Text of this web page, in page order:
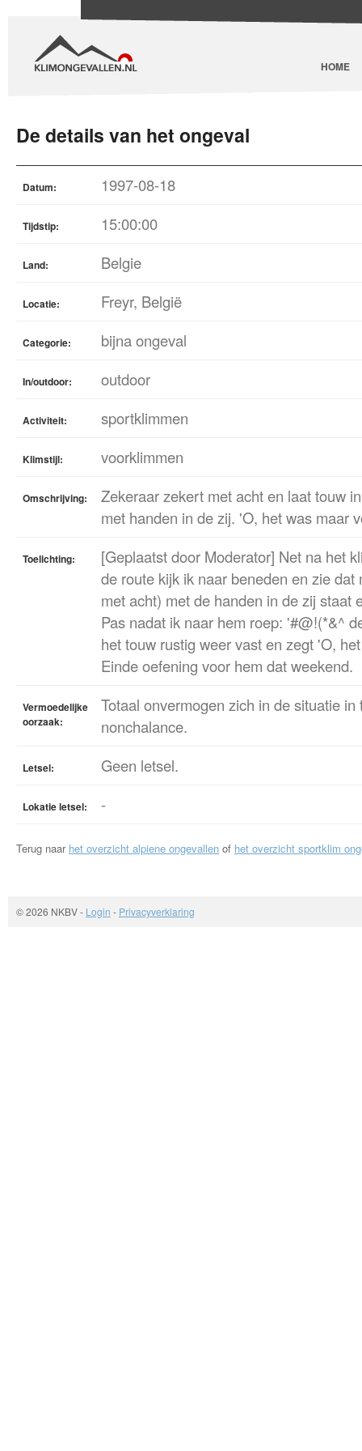
HOME
De details van het ongeval
Datum: 1997-08-18
Tijdstip: 15:00:00
Land: Belgie
Locatie: Freyr, België
Categorie: bijna ongeval
In/outdoor: outdoor
Activiteit: sportklimmen
Klimstijl: voorklimmen
Omschrijving:
Zekeraar zekert met acht en laat touw
met handen in de zij. 'O, het was maar
Toelichting:
[Geplaatst door Moderator] Net na het
de route kijk ik naar beneden en zie
met acht) met de handen in de zij staat
Pas nadat ik naar hem roep: '#@!(*&^
het touw rustig weer vast en zegt 'O,
Einde oefening voor hem dat weekend.
Vermoedelijke
oorzaak:
Totaal onvermogen zich in de situatie
nonchalance.
Letsel: Geen letsel.
Lokatie letsel: -
Terug naar het overzicht alpiene ongevallen of het overzicht sportklim
© 2026 NKBV- Login - Privacyverklaring